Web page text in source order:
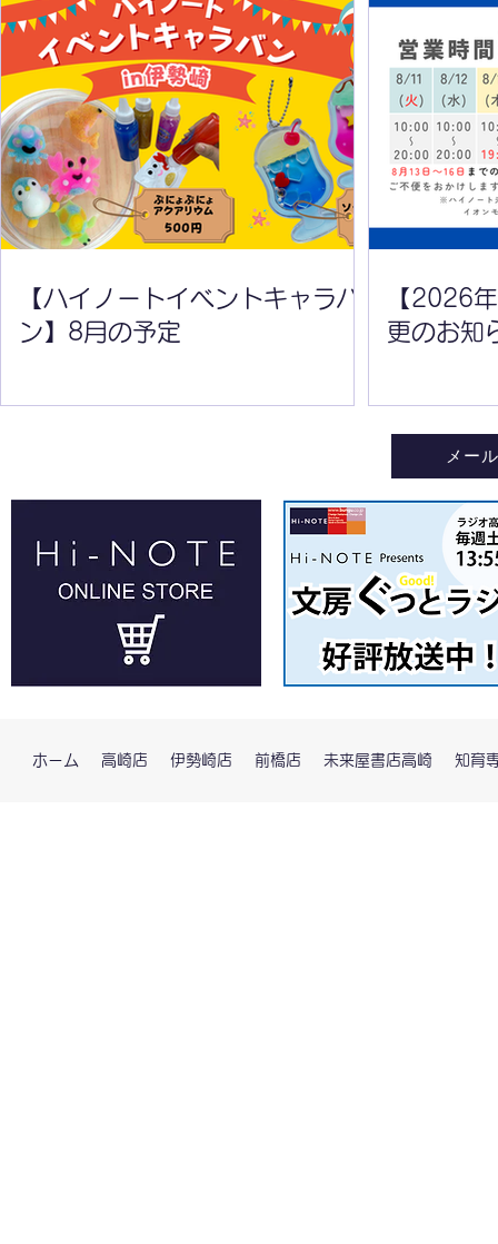
【ハイノートイベントキャラ
バン】8月の予定
【2026年
変更のお知
【ハイノートイベントキャラバ
ン】8月の予定
【2026
更のお知
メー
ホーム 高崎店 伊勢崎店 前橋店 未来屋書店高崎 知育